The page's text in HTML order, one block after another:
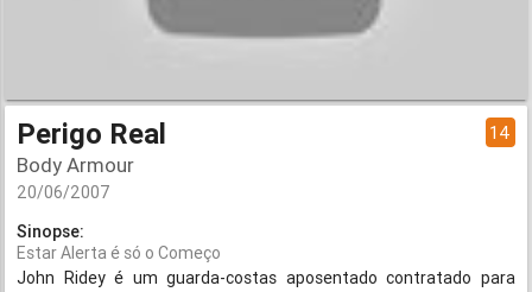
Perigo Real 14
Body Armour
20/06/2007
Sinopse:
Estar Alerta é só o Começo
John Ridey é um guarda-costas aposentado contratado para